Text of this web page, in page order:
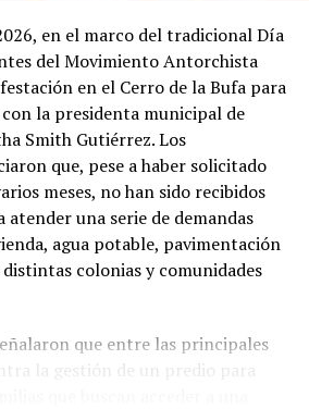
en el marco del tradicional Día
del Movimiento Antorchista
en el Cerro de la Bufa para
la presidenta municipal de
Smith Gutiérrez. Los
que, pese a haber solicitado
meses, no han sido recibidos
atender una serie de demandas
agua potable, pavimentación
colonias y comunidades
que entre las principales
la gestión de un predio para